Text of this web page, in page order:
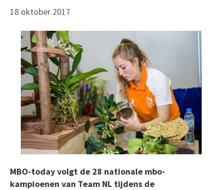
18 oktober 2017
MBO-today volgt de 28 nationale mbo-
kampioenen van Team NL tijdens de